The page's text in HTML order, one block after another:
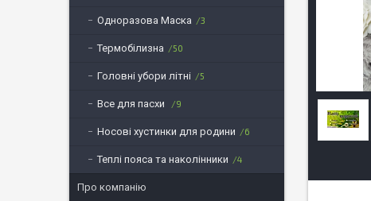
Одноразова Маска 3
Термобілизна 50
Головні убори літні 5
Все для пасхи 9
Носові хустинки для родини 6
Теплі пояса та наколінники 4
Про компанію